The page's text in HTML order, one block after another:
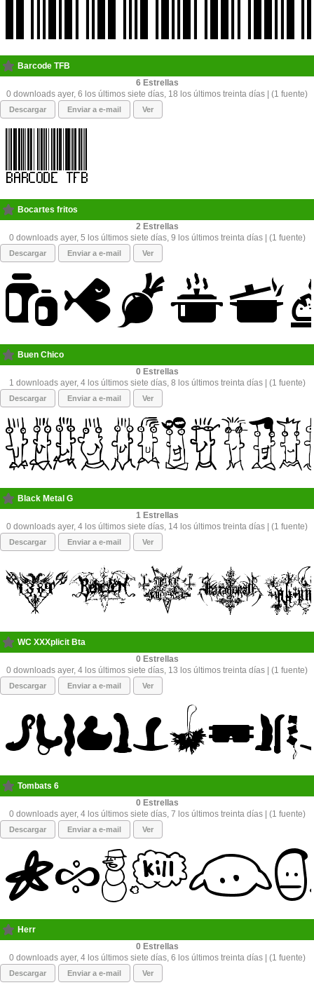
Barcode TFB
6
0 downloads ayer, 6 los últimos siete días, 18 los últimos treinta días | (1 fuente)
Descargar Enviar a e-mail Ver
Bocartes fritos
2
0 downloads ayer, 5 los últimos siete días, 9 los últimos treinta días | (1 fuente)
Descargar Enviar a e-mail Ver
Buen Chico
0
1 downloads ayer, 4 los últimos siete días, 8 los últimos treinta días | (1 fuente)
Descargar Enviar a e-mail Ver
Black Metal G
1
0 downloads ayer, 4 los últimos siete días, 14 los últimos treinta días | (1 fuente)
Descargar Enviar a e-mail Ver
WC XXXplicit Bta
0
0 downloads ayer, 4 los últimos siete días, 13 los últimos treinta días | (1 fuente)
Descargar Enviar a e-mail Ver
Tombats 6
0
0 downloads ayer, 4 los últimos siete días, 7 los últimos treinta días | (1 fuente)
Descargar Enviar a e-mail Ver
Herr
0
0 downloads ayer, 4 los últimos siete días, 6 los últimos treinta días | (1 fuente)
Descargar Enviar a e-mail Ver